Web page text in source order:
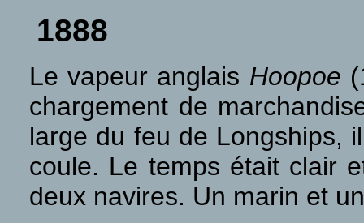
1888
Le vapeur anglais Hoopoe
chargement de
large du feu de Longships,
coule. Le temps était clair
deux navires. Un marin et